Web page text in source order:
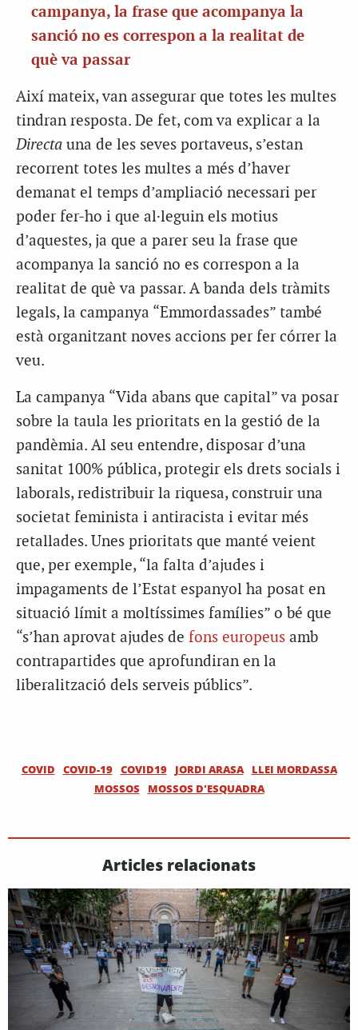
campanya, la frase que acompanya la
sanció no es correspon a la realitat de
què va passar
Així mateix, van assegurar que totes les multes
tindran resposta. De fet, com va explicar a la
Directa una de les seves portaveus, s’estan
recorrent totes les multes a més d’haver
demanat el temps d’ampliació necessari per
poder fer-ho i que al·leguin els motius
d’aquestes, ja que a parer seu la frase que
acompanya la sanció no es correspon a la
realitat de què va passar. A banda dels tràmits
legals, la campanya “Emmordassades” també
està organitzant noves accions per fer córrer la
veu.
La campanya “Vida abans que capital” va posar
sobre la taula les prioritats en la gestió de la
pandèmia. Al seu entendre, disposar d’una
sanitat 100% pública, protegir els drets socials i
laborals, redistribuir la riquesa, construir una
societat feminista i antiracista i evitar més
retallades. Unes prioritats que manté veient
que, per exemple, “la falta d’ajudes i
impagaments de l’Estat espanyol ha posat en
situació límit a moltíssimes famílies” o bé que
“s’han aprovat ajudes de fons europeus amb
contrapartides que aprofundiran en la
liberalització dels serveis públics”.
COVID COVID-19 COVID19 JORDI ARASA
LLEI MORDASSA
MOSSOS
MOSSOS D'ESQUADRA
Articles relacionats